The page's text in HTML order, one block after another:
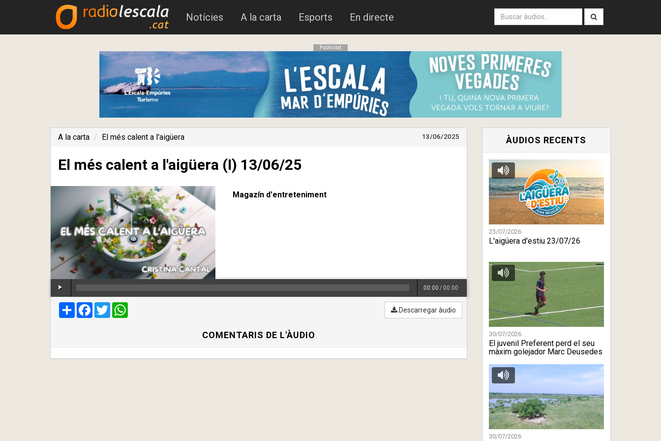
Notícies A la carta Esports En directe
Publicitat
A la carta El més calent a l'aigüera 13/06/2025
El més calent a l'aigüera (I) 13/06/25
Magazín d'entreteniment
00:00 / 00:00
CompartirFacebook
Twitter Descarregar àudio
COMENTARIS DE L'ÀUDIO
ÀUDIOS RECENTS
23/07/2026
L'aigüera d'estiu 23/07/26
30/07/2026
El juvenil Preferent perd el seu
màxim golejador Marc Deusedes
30/07/2026